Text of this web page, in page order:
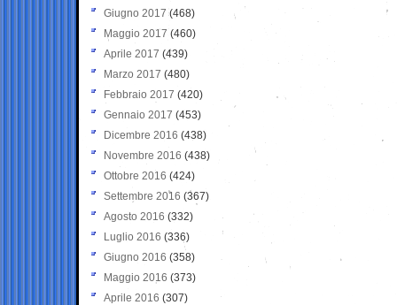
Giugno 2017 (468)
Maggio 2017 (460)
Aprile 2017 (439)
Marzo 2017 (480)
Febbraio 2017 (420)
Gennaio 2017 (453)
Dicembre 2016 (438)
Novembre 2016 (438)
Ottobre 2016 (424)
Settembre 2016 (367)
Agosto 2016 (332)
Luglio 2016 (336)
Giugno 2016 (358)
Maggio 2016 (373)
Aprile 2016 (307)